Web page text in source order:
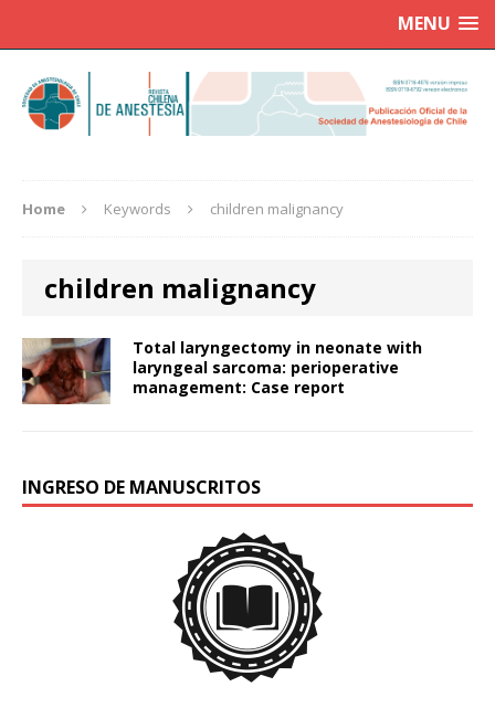
MENU
Home Keywords children malignancy
children malignancy
Total laryngectomy in neonate with
laryngeal sarcoma: perioperative
management: Case report
INGRESO DE MANUSCRITOS